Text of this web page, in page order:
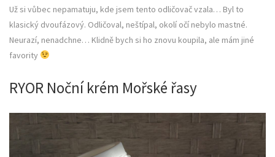
Už si vůbec nepamatuju, kde jsem tento odličovač vzala… Byl to
klasický dvoufázový. Odličoval, neštípal, okolí očí nebylo mastné.
Neurazí, nenadchne… Klidně bych si ho znovu koupila, ale mám jiné
favority
RYOR Noční krém Mořské řasy